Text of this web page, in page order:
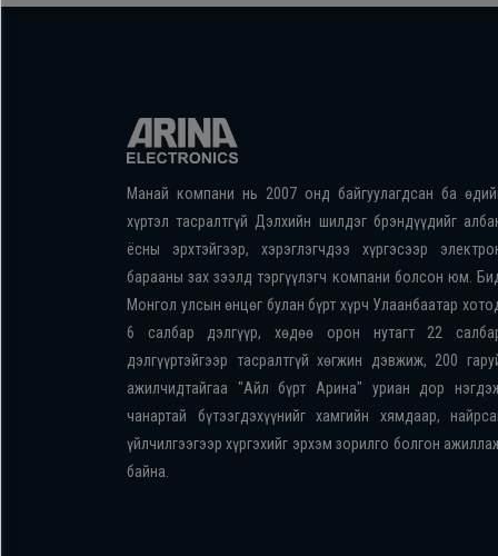
Манай компани нь 2007 онд байгуулагдсан ба
хүртэл тасралтгүй Дэлхийн шилдэг брэндүүдийг
ёсны эрхтэйгээр, хэрэглэгчдээ хүргэсээр
барааны зах зээлд тэргүүлэгч компани болсон юм.
Монгол улсын өнцөг булан бүрт хүрч Улаанбаатар
6 салбар дэлгүүр, хөдөө орон нутагт 22
дэлгүүртэйгээр тасралтгүй хөгжин дэвжиж, 200
ажилчидтайгаа "Айл бүрт Арина" уриан дор
чанартай бүтээгдэхүүнийг хамгийн хямдаар,
үйлчилгээгээр хүргэхийг эрхэм зорилго болгон
байна.